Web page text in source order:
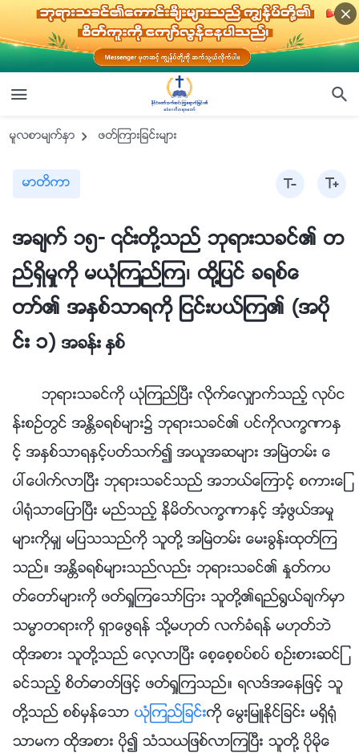
မူလစာမ်က္ႏွာ ဖတ္ၾကားျခင္းမ်ား
မာတိကာ
အခ်က္ ၁၅- ၎တို႔သည္ ဘုရားသခင္၏ တ
ည္ရွိမႈကို မယုံၾကည္ၾက၊ ထို႔ျပင္ ခရစ္ေ
တာ္၏ အႏွစ္သာရကို ျငင္းပယ္ၾက၏ (အပို
င္း ၁) အခန္း ႏွစ္
ဘုရားသခင္ကို ယုံၾကည္ၿပီး လိုက္ေလွ်ာက္သည့္ လုပ္င
န္းစဥ္တြင္ အႏၲိခရစ္မ်ား၌ ဘုရားသခင္၏ ပင္ကိုလကၡဏာႏွ
င့္ အႏွစ္သာရႏွင့္ပတ္သက္၍ အယူအဆမ်ား အၿမဲတမ္း ေ
ပၚေပါက္လာၿပီး ဘုရားသခင္သည္ အဘယ္ေၾကာင့္ စကားေျ
ပာ႐ုံသာေျပာၿပီး မည္သည့္ နိမိတ္လကၡဏာႏွင့္ အံ့ဖြယ္အမႈ
မ်ားကိုမွ် မျပသသည္ကို သူတို႔ အၿမဲတမ္း ေမးခြန္းထုတ္ၾက
သည္။ အႏၲိခရစ္မ်ားသည္လည္း ဘုရားသခင္၏ ႏႈတ္ကပ
တ္ေတာ္မ်ားကို ဖတ္ရႈၾကေသာ္ျငား သူတို႔၏ရည္႐ြယ္ခ်က္မွာ
သမၼာတရားကို ရွာေဖြရန္ သို႔မဟုတ္ လက္ခံရန္ မဟုတ္ဘဲ
ထိုအစား သူတို႔သည္ ေလ့လာၿပီး ေစ့ေစ့စပ္စပ္ စဥ္းစားဆင္ျ
ခင္သည့္ စိတ္ဓာတ္ျဖင့္ ဖတ္ရႈၾကသည္။ ရလဒ္အေနျဖင့္ သူ
တို႔သည္ စစ္မွန္ေသာ ယုံၾကည္ျခင္းကို ေမြးျမဴႏိုင္ျခင္း မရွိ႐ုံ
သာမက ထိုအစား ပို၍ သံသယျဖစ္လာၾကၿပီး သူတို႔ ပိုမိုေ